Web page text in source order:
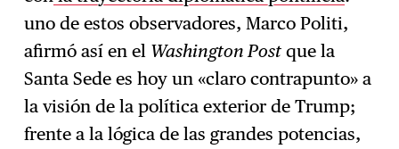
uno de estos observadores, Marco Politi,
afirmó así en el Washington Post que la
Santa Sede es hoy un «claro contrapunto» a
la visión de la política exterior de Trump;
frente a la lógica de las grandes potencias,